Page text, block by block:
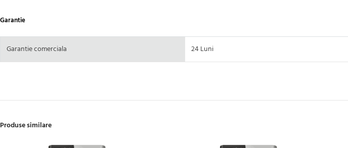
Garantie
Garantie comerciala 24 Luni
Produse similare